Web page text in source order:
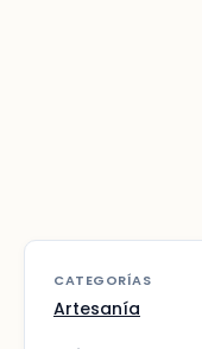
CATEGORÍAS
Artesanía